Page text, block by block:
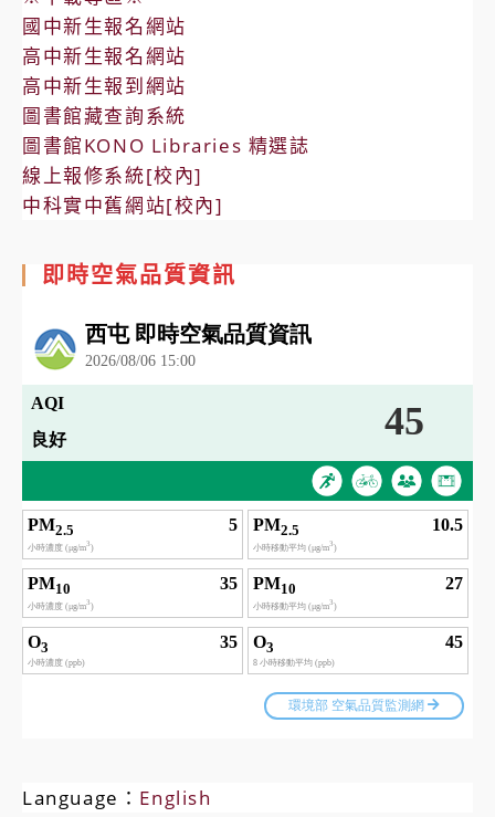
國中新生報名網站
高中新生報名網站
高中新生報到網站
圖書館藏查詢系統
圖書館KONO Libraries 精選誌
線上報修系統[校內]
中科實中舊網站[校內]
即時空氣品質資訊
Language： English